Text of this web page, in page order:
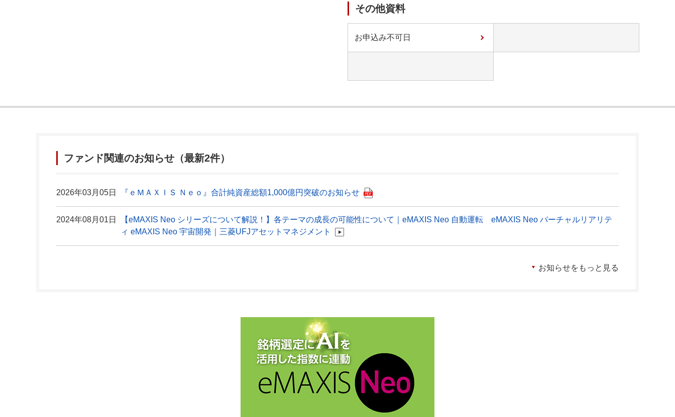
その他資料
お申込み不可日
ファンド関連のお知らせ（最新2件）
2026年03月05日 『ｅＭＡＸＩＳ Ｎｅｏ』合計純資産総額1,000億円突破のお知らせ
2024年08月01日
【eMAXIS Neo シリーズについて解説！】各テーマの成長の可能性について｜eMAXIS Neo 自動運転 eMAXIS Neo バーチャルリアリテ
ィ eMAXIS Neo 宇宙開発｜三菱UFJアセットマネジメント
お知らせをもっと見る